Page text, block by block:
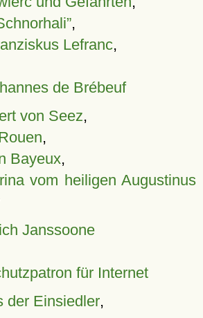
,
Lefranc,
de Brébeuf
von Seez,
,
Bayeux,
vom heiligen Augustinus
Janssoone
für Internet
der Einsiedler,